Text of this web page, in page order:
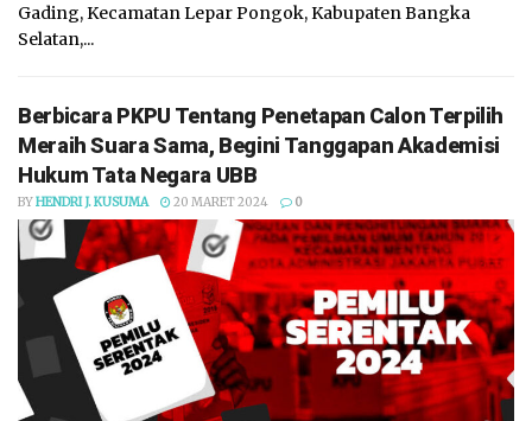
Gading, Kecamatan Lepar Pongok, Kabupaten Bangka
Selatan,...
Berbicara PKPU Tentang Penetapan Calon Terpilih
Meraih Suara Sama, Begini Tanggapan Akademisi
Hukum Tata Negara UBB
BYHENDRI J. KUSUMA 20 MARET 2024 0